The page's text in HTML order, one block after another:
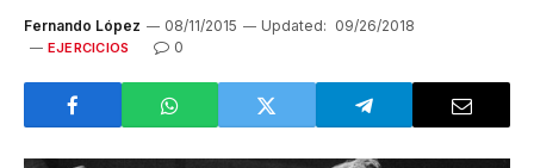
Fernando López 08/11/2015 Updated: 09/26/2018
EJERCICIOS 0